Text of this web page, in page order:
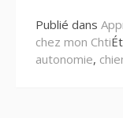
Publié dans
chez mon Chti
autonomie,